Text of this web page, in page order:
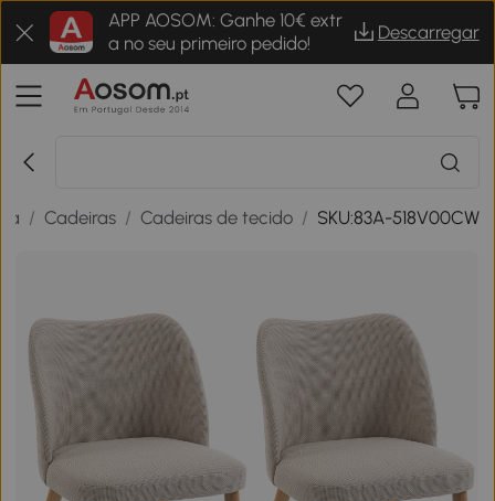
APP AOSOM: Ganhe 10€ extr
a no seu primeiro pedido!
Descarregar
/ Cadeiras / Cadeiras de tecido / SKU:83A-518V00CW